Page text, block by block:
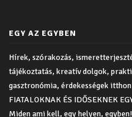
EGY AZ EGYBEN
Hírek, szórakozás,
tájékoztatás, kreatív dolgok,
gasztronómia, érdekességek
FIATALOKNAK ÉS IDŐSEKNEK
Miden ami kell, egy helyen, egyben!